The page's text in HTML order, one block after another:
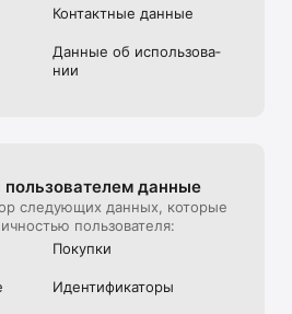
Контактные данные
Данные об использова­
нии
данные
следующих данных, которые
пользователя:
Покупки
Идентифика­торы